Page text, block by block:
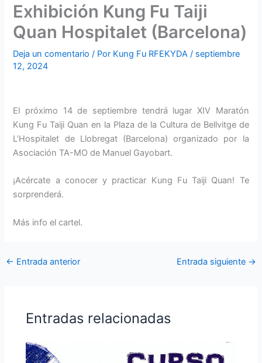
Exhibición Kung Fu Taiji
Quan Hospitalet (Barcelona)
Deja un comentario / Por Kung Fu RFEKYDA/ septiembre
12, 2024
El próximo 14 de septiembre tendrá lugar XIV Maratón
Kung Fu Taiji Quan en la Plaza de la Cultura de Bellvitge de
L’Hospitalet de Llobregat (Barcelona) organizado por la
Asociación TA-MO de Manuel Gayobart.
¡Acércate a conocer y practicar Kung Fu Taiji Quan! Te
sorprenderá.
Más info el cartel.
← Entrada anterior Entrada siguiente →
Entradas relacionadas